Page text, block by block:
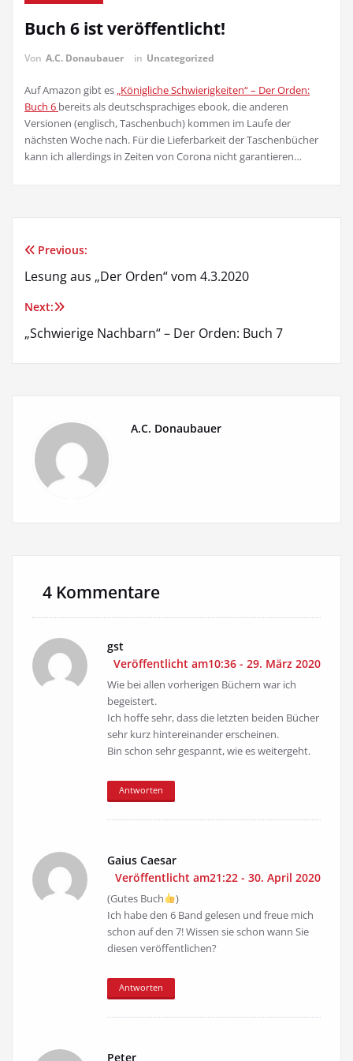
Buch 6 ist veröffentlicht!
Von A.C. Donaubauer in Uncategorized
Auf Amazon gibt es „Königliche Schwierigkeiten“ – Der Orden:
Buch 6 bereits als deutschsprachiges ebook, die anderen
Versionen (englisch, Taschenbuch) kommen im Laufe der
nächsten Woche nach. Für die Lieferbarkeit der Taschenbücher
kann ich allerdings in Zeiten von Corona nicht garantieren…
Beitrags-
Navigation
Previous:
Lesung aus „Der Orden“ vom 4.3.2020
Next:
„Schwierige Nachbarn“ – Der Orden: Buch 7
A.C. Donaubauer
4 Kommentare
gst
Veröffentlicht am10:36 - 29. März 2020
Wie bei allen vorherigen Büchern war ich
begeistert.
Ich hoffe sehr, dass die letzten beiden Bücher
sehr kurz hintereinander erscheinen.
Bin schon sehr gespannt, wie es weitergeht.
Antworten
Gaius Caesar
Veröffentlicht am21:22 - 30. April 2020
(Gutes Buch
)
Ich habe den 6 Band gelesen und freue mich
schon auf den 7! Wissen sie schon wann Sie
diesen veröffentlichen?
Antworten
Peter